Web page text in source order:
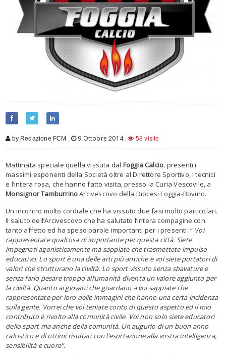
by Redazione FCM , 9 Ottobre 2014, 58 visite
Mattinata speciale quella vissuta dal Foggia Calcio, presenti i
massimi esponenti della Società oltre al Direttore Sportivo, i tecnici
e l’intera rosa, che hanno fatto visita, presso la Curia Vescovile, a
Monsignor TamburrinoArcivescovo della Diocesi Foggia-Bovino.
Un incontro molto cordiale che ha vissuto due fasi molto particolari.
Il saluto dell’Arcivescovo che ha salutato l’intera compagine con
tanto affetto ed ha speso parole importanti per i presenti: “ Voi
rappresentate qualcosa di importante per questa città. Siete
impegnati agonisticamente ma sappiate che trasmettete impulso
educativo. Lo sport è una delle arti più antiche e voi siete portatori di
valori che strutturano la civiltà. Lo sport vissuto senza sbavature e
senza farlo pesare troppo all’umanità diventa un valore aggiunto per
la civiltà. Quanto ai giovani che guardano a voi sappiate che
rappresentate per loro delle immagini che hanno una certa incidenza
sulla gente. Vorrei che voi teniate conto di questo aspetto ed il mio
contributo è rivolto alla comunità civile. Voi non solo siete educatori
dello sport ma anche della comunità. Un augurio di un buon anno
calcistico e di ottimi risultati con l’esortazione alla vostra intelligenza,
sensibilità e cuore”.